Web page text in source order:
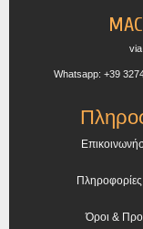
Whatsapp: +39
Όροι &